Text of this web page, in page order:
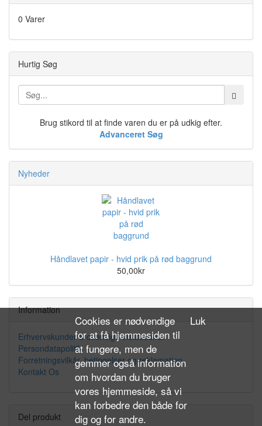
0 Varer
Hurtig Søg
Brug stikord til at finde varen du er på udkig efter.
Advanceret Søg
Nyheder
Håndlavet papir - hvid prik på rød baggrund
50,00kr
Information
Erhvervskunder & offentlige institutioner
Persondatapolitik
Forretningsvilkår, betingelser og reklamation
Kontakt Os
Del produkt
Cookies er nødvendige
for at få hjemmesiden til
at fungere, men de
gemmer også information
om hvordan du bruger
vores hjemmeside, så vi
kan forbedre den både for
dig og for andre.
Luk